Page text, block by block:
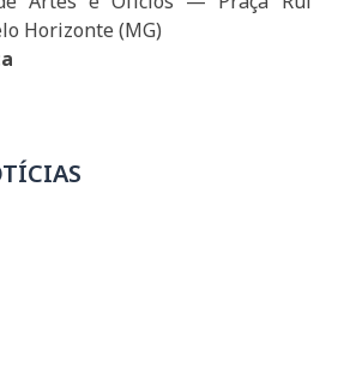
Horizonte (MG)